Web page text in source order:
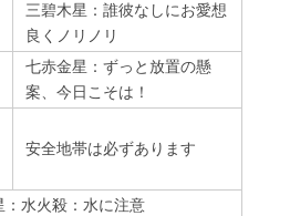
三碧木星：誰彼なしにお愛想
良くノリノリ
七赤金星：ずっと放置の懸
案、今日こそは！
安全地帯は必ずあります
：水火殺：水に注意